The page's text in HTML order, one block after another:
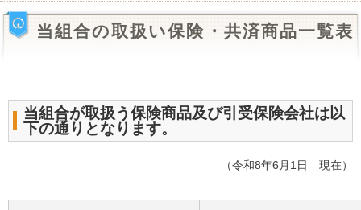
当組合の取扱い保険・共済商品一覧表
当組合が取扱う保険商品及び引受保険会社は以
下の通りとなります。
（令和8年6月1日 現在）